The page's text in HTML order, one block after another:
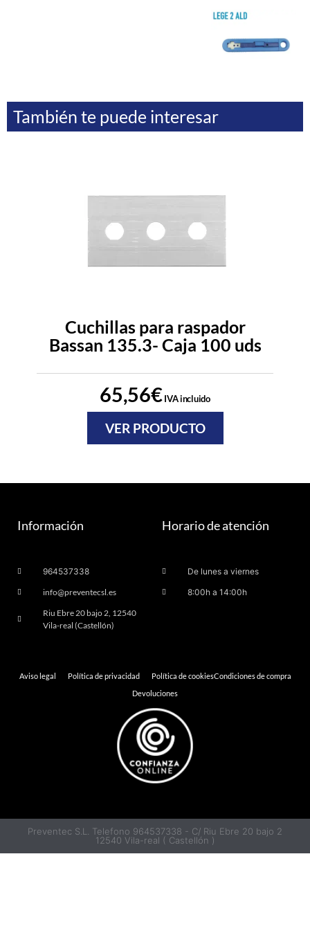
También te puede interesar
Cuchillas para raspador
Bassan 135.3- Caja 100 uds
65,56€IVA incluido
VER PRODUCTO
Información
964537338
info@preventecsl.es
Riu Ebre 20 bajo 2, 12540
Vila-real (Castellón)
Horario de atención
De lunes a viernes
8:00h a 14:00h
Aviso legal Política de privacidad Política de cookiesCondiciones de compra
Devoluciones
Preventec S.L. Telefono 964537338 - C/ Riu Ebre 20 bajo 2
12540 Vila-real ( Castellón )